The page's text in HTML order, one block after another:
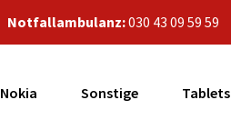
Notfallambulanz:030 43 09 59 59
Nokia Sonstige Tablets